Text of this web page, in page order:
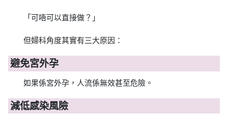
「可唔可以直接做？」
但婦科角度其實有三大原因：
避免宮外孕
如果係宮外孕，人流係無效甚至危險。
減低感染風險